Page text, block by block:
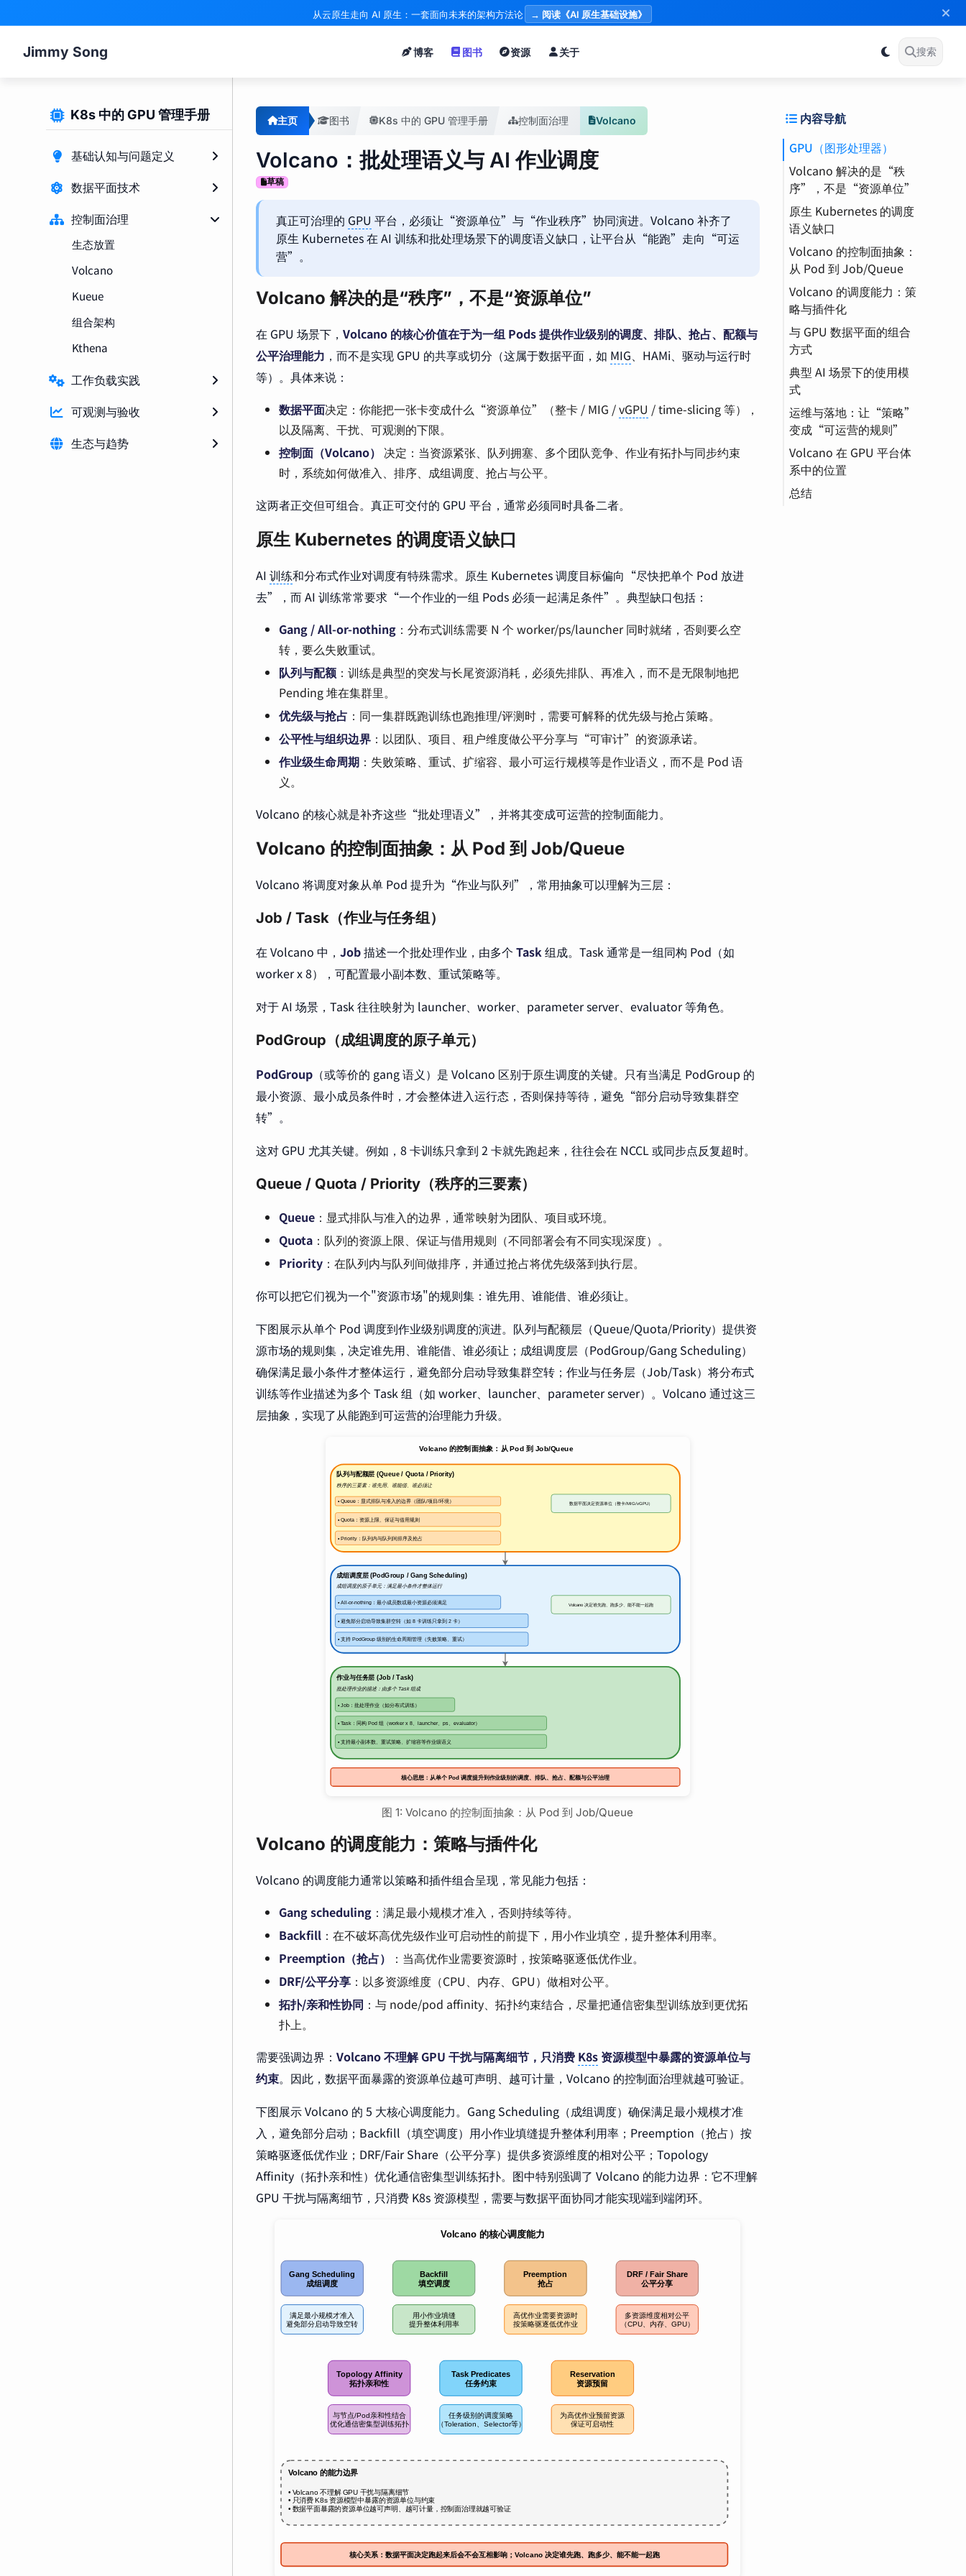
从云原生走向 AI 原生：一套面向未来的架构方法论 → 阅读《AI 原生基础设施》
Jimmy Song 博客 图书 资源 关于 搜索
K8s 中的 GPU 管理手册
基础认知与问题定义
数据平面技术
控制面治理
生态放置
Volcano
Kueue
组合架构
Kthena
工作负载实践
可观测与验收
生态与趋势
主页 图书 K8s 中的 GPU 管理手册 控制面治理 Volcano
Volcano：批处理语义与 AI 作业调度
草稿
真正可治理的 GPU 平台，必须让“资源单位”与“作业秩序”协同演进。Volcano 补齐了
原生 Kubernetes 在 AI 训练和批处理场景下的调度语义缺口，让平台从“能跑”走向“可运
营”。
Volcano 解决的是“秩序”，不是“资源单位”
在 GPU 场景下， Volcano 的核心价值在于为一组 Pods 提供作业级别的调度、排队、抢占、配额与
公平治理能力 ，而不是实现 GPU 的共享或切分（这属于数据平面，如 MIG 、HAMi、驱动与运行时
等）。具体来说：
数据平面决定：你能把一张卡变成什么“资源单位”（整卡 / MIG /vGPU / time-slicing 等），
以及隔离、干扰、可观测的下限。
控制面（Volcano） 决定：当资源紧张、队列拥塞、多个团队竞争、作业有拓扑与同步约束
时，系统如何做准入、排序、成组调度、抢占与公平。
这两者正交但可组合。真正可交付的 GPU 平台，通常必须同时具备二者。
原生 Kubernetes 的调度语义缺口
AI 训练和分布式作业对调度有特殊需求。原生 Kubernetes 调度目标偏向“尽快把单个 Pod 放进
去”，而 AI 训练常常要求“一个作业的一组 Pods 必须一起满足条件”。典型缺口包括：
Gang / All-or-nothing ：分布式训练需要 N 个 worker/ps/launcher 同时就绪，否则要么空
转，要么失败重试。
队列与配额 ：训练是典型的突发与长尾资源消耗，必须先排队、再准入，而不是无限制地把
Pending 堆在集群里。
优先级与抢占 ：同一集群既跑训练也跑推理/评测时，需要可解释的优先级与抢占策略。
公平性与组织边界 ：以团队、项目、租户维度做公平分享与“可审计”的资源承诺。
作业级生命周期 ：失败策略、重试、扩缩容、最小可运行规模等是作业语义，而不是 Pod 语
义。
Volcano 的核心就是补齐这些“批处理语义”，并将其变成可运营的控制面能力。
Volcano 的控制面抽象：从 Pod 到 Job/Queue
Volcano 将调度对象从单 Pod 提升为“作业与队列”，常用抽象可以理解为三层：
Job / Task（作业与任务组）
在 Volcano 中， Job描述一个批处理作业，由多个 Task 组成。Task 通常是一组同构 Pod（如
worker x 8），可配置最小副本数、重试策略等。
对于 AI 场景，Task 往往映射为 launcher、worker、parameter server、evaluator 等角色。
PodGroup（成组调度的原子单元）
PodGroup （或等价的 gang 语义）是 Volcano 区别于原生调度的关键。只有当满足 PodGroup 的
最小资源、最小成员条件时，才会整体进入运行态，否则保持等待，避免“部分启动导致集群空
转”。
这对 GPU 尤其关键。例如，8 卡训练只拿到 2 卡就先跑起来，往往会在 NCCL 或同步点反复超时。
Queue / Quota / Priority（秩序的三要素）
Queue ：显式排队与准入的边界，通常映射为团队、项目或环境。
Quota ：队列的资源上限、保证与借用规则（不同部署会有不同实现深度）。
Priority ：在队列内与队列间做排序，并通过抢占将优先级落到执行层。
你可以把它们视为一个"资源市场"的规则集：谁先用、谁能借、谁必须让。
下图展示从单个 Pod 调度到作业级别调度的演进。队列与配额层（Queue/Quota/Priority）提供资
源市场的规则集，决定谁先用、谁能借、谁必须让；成组调度层（PodGroup/Gang Scheduling）
确保满足最小条件才整体运行，避免部分启动导致集群空转；作业与任务层（Job/Task）将分布式
训练等作业描述为多个 Task 组（如 worker、launcher、parameter server）。Volcano 通过这三
层抽象，实现了从能跑到可运营的治理能力升级。
图 1: Volcano 的控制面抽象：从 Pod 到 Job/Queue
Volcano 的调度能力：策略与插件化
Volcano 的调度能力通常以策略和插件组合呈现，常见能力包括：
Gang scheduling ：满足最小规模才准入，否则持续等待。
Backfill ：在不破坏高优先级作业可启动性的前提下，用小作业填空，提升整体利用率。
Preemption（抢占）
：当高优作业需要资源时，按策略驱逐低优作业。
DRF/公平分享 ：以多资源维度（CPU、内存、GPU）做相对公平。
拓扑/亲和性协同 ：与 node/pod affinity、拓扑约束结合，尽量把通信密集型训练放到更优拓
扑上。
需要强调边界： Volcano 不理解 GPU 干扰与隔离细节，只消费 K8s 资源模型中暴露的资源单位与
约束。因此，数据平面暴露的资源单位越可声明、越可计量，Volcano 的控制面治理就越可验证。
下图展示 Volcano 的 5 大核心调度能力。Gang Scheduling（成组调度）确保满足最小规模才准
入，避免部分启动；Backfill（填空调度）用小作业填缝提升整体利用率；Preemption（抢占）按
策略驱逐低优作业；DRF/Fair Share（公平分享）提供多资源维度的相对公平；Topology
Affinity（拓扑亲和性）优化通信密集型训练拓扑。图中特别强调了 Volcano 的能力边界：它不理解
GPU 干扰与隔离细节，只消费 K8s 资源模型，需要与数据平面协同才能实现端到端闭环。
内容导航
GPU（图形处理器）
Volcano 解决的是“秩
序”，不是“资源单位”
MIG（多实例 GPU）
vGPU（虚拟 GPU）
原生 Kubernetes 的调度
语义缺口
训练（Training）
Volcano 的控制面抽象：
从 Pod 到 Job/Queue
Job / Task（作业与任
务组）
PodGroup（成组调度
的原子单元）
Queue / Quota /
Priority（秩序的三要
素）
Volcano 的调度能力：策
略与插件化
K8s（Kubernetes）
与 GPU 数据平面的组合
方式
整卡分配（最小集成，
最强确定性）
Device Plugin（设备
插件）
MIG（硬切分：强隔离
但单位离散）
HAMi / 共享型虚拟化
（可声明共享，治理难
度上升）
典型 AI 场景下的使用模
式
分布式训练
评测/批量推理
与在线推理共存（混部
集群）
运维与落地：让“策略”
变成“可运营的规则”
SLO（服务等级目标）
Checkpoint（检查
点）
Volcano 在 GPU 平台体
系中的位置
总结